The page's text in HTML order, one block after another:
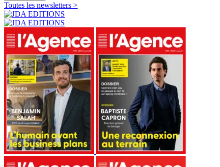
Toutes les newsletters >